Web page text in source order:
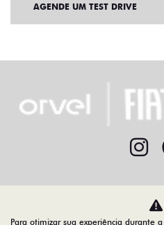
AGENDE UM TEST DRIVE
Desacelere. Seu
Para otimizar sua experiência durante